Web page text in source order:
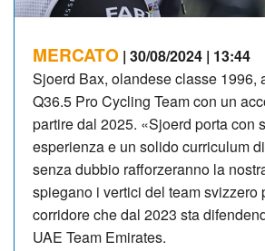
MERCATO | 30/08/2024 | 13:44
Sjoerd Bax, olandese classe 1996,
Q36.5 Pro Cycling Team con un
partire dal 2025. «Sjoerd porta con
esperienza e un solido curriculum
senza dubbio rafforzeranno la
spiegano i vertici del team svizzero
corridore che dal 2023 sta
UAE Team Emirates.